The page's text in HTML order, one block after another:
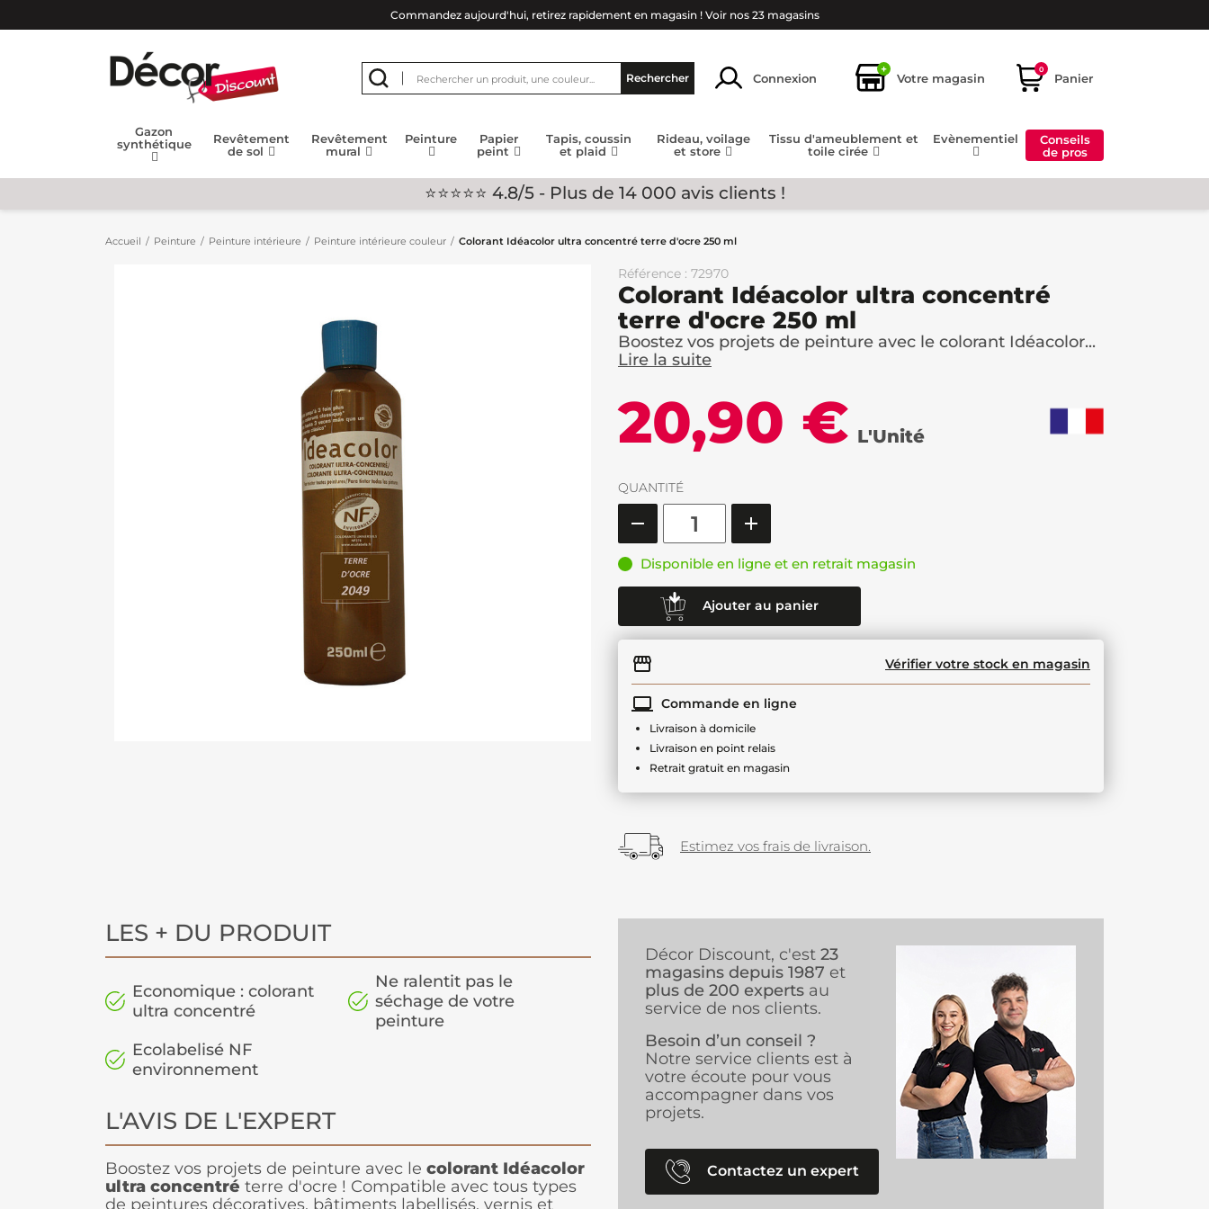
Commandez aujourd'hui, retirez rapidement en magasin ! Voir nos 23 magasins
Rechercher Connexion
+
Votre magasin
0
Panier
Gazon
synthétique
Revêtement
de sol
Revêtement
mural
Peinture
Papier
peint
Tapis, coussin
et plaid
Rideau, voilage
et store
Tissu d'ameublement et
toile cirée
Evènementiel
Conseils
de pros
⭐⭐⭐⭐⭐ 4.8/5 - Plus de 14 000 avis clients !
Accueil Peinture Peinture intérieure Peinture intérieure couleur Colorant Idéacolor ultra concentré terre d'ocre 250 ml
Référence : 72970
Colorant Idéacolor ultra concentré
terre d'ocre 250 ml
Boostez vos projets de peinture avec le colorant Idéacolor...
Lire la suite
20,90 € L'Unité
QUANTITÉ
Disponible en ligne et en retrait magasin
Ajouter au panier
Vérifier votre stock en magasin
Commande en ligne
Livraison à domicile
Livraison en point relais
Retrait gratuit en magasin
Estimez vos frais de livraison.
LES + DU PRODUIT
Economique : colorant
ultra concentré
Ne ralentit pas le
séchage de votre
peinture
Ecolabelisé NF
environnement
L'AVIS DE L'EXPERT
Boostez vos projets de peinture avec le colorant Idéacolor
ultra concentré terre d'ocre ! Compatible avec tous types
de peintures décoratives, bâtiments labellisés, vernis et
Décor Discount, c'est 23
magasins depuis 1987 et
plus de 200 experts au
service de nos clients.
Besoin d’un conseil ?
Notre service clients est à
votre écoute pour vous
accompagner dans vos
projets.
Contactez un expert